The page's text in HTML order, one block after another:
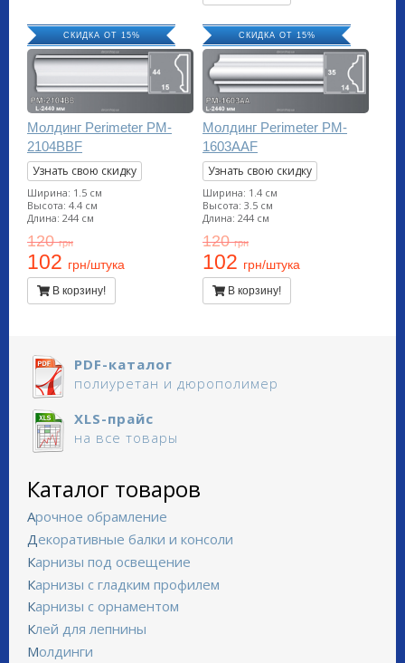
СКИДКА ОТ 15%
Молдинг Perimeter PM-
2104BBF
Узнать свою скидку
Ширина: 1.5 см
Высота: 4.4 см
Длина: 244 см
120грн
102 грн/штука
В корзину!
СКИДКА ОТ 15%
Молдинг Perimeter PM-
1603AAF
Узнать свою скидку
Ширина: 1.4 см
Высота: 3.5 см
Длина: 244 см
120грн
102 грн/штука
В корзину!
PDF-каталог
полиуретан и дюрополимер
XLS-прайс
на все товары
Каталог товаров
Арочное обрамление
Декоративные балки и консоли
Карнизы под освещение
Карнизы с гладким профилем
Карнизы с орнаментом
Клей для лепнины
Молдинги